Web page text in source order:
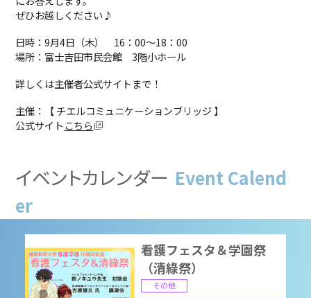
ぜひお越しください♪
日時：9月4日（木） 16：00～18：00
場所：富士吉田市民会館 3階小ホール
詳しくは主催者公式サイトまで！
主催：【 チエルコミュニケーションブリッジ 】
公式サイトこちら
イベントカレンダー Event Calend
er
2026/09/16 16:00
会 山梨県南アルプス市
オープンキャンパス
看護フェスタ＆学園祭
（清綠祭）
その他